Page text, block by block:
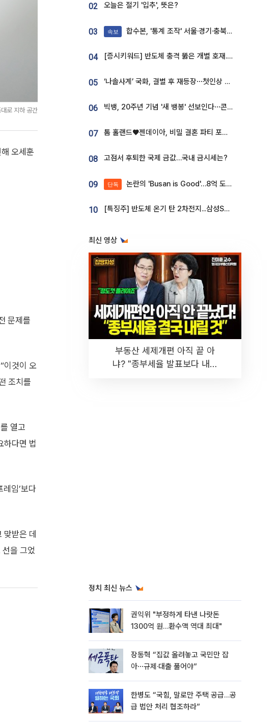
로 지하 공간
오세훈
문제를
이것이 오
조치를
열고
하다면 법
임’보다
받은 데
을 그었
02 오늘은 절기 '입추', 뜻은?
03 속보 합수본, '통계 조작' 서울·경기·충북 선관위 등 추가 압수수색
04 [증시키워드] 반도체 충격 뚫은 개별 호재...포스코퓨처엠·에코프로·한화솔루션 '눈길'
05 ‘나솔사계’ 국화, 결별 후 재등장⋯첫인상 투표 휩쓸고 ‘인기녀’ 등극
06 빅뱅, 20주년 기념 '새 뱅봉' 선보인다⋯콘서트 앞두고 팝업 개최
07 톰 홀랜드♥젠데이아, 비밀 결혼 파티 포착⋯호텔 대관비만 9억
08 고점서 후퇴한 국제 금값…국내 금시세는?
09 단독 논란의 'Busan is Good'…8억 도시브랜드, 용산 대통령실 CI 업체가 수행
10 [특징주] 반도체 온기 탄 2차전지...삼성SDI, 장 초반 7% 넘게 껑충
최신 영상
부동산 세제개편 아직 끝 아
냐? "종부세율 발표보다 내릴
정치 최신 뉴스
권익위 "부정하게 타낸 나랏돈
1300억 원…환수액 역대 최대"
장동혁 “집값 올려놓고 국민만 잡
아⋯규제·대출 풀어야”
한병도 “국힘, 말로만 주택 공급…공
급 법안 처리 협조하라”